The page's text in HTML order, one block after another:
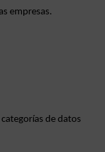
empresas.
de datos